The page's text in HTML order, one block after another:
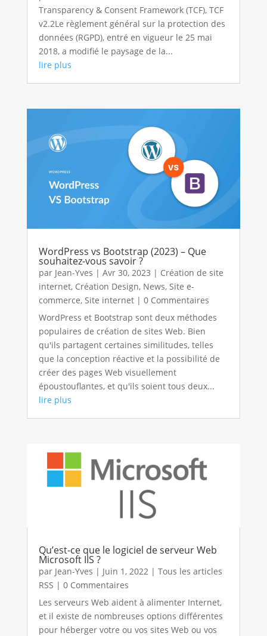
Transparency & Consent Framework (TCF), TCF
v2.2Le règlement général sur la protection des
données (RGPD), entré en vigueur le 25 mai
2018, a modifié le paysage de la...
lire plus
WordPress vs Bootstrap (2023) – Que
souhaitez-vous savoir ?
par Jean-Yves | Avr 30, 2023 | Création de site
internet, Création Design, News, Site e-
commerce, Site internet| 0 Commentaires
WordPress et Bootstrap sont deux méthodes
populaires de création de sites Web. Bien
qu'ils partagent certaines similitudes, telles
que la conception réactive et la possibilité de
créer des pages Web visuellement
époustouflantes, et qu'ils soient tous deux...
lire plus
Qu’est-ce que le logiciel de serveur Web
Microsoft IIS ?
par Jean-Yves | Juin 1, 2022 | Tous les articles
RSS | 0 Commentaires
Les serveurs Web aident à alimenter Internet,
et il existe de nombreuses options différentes
pour héberger votre ou vos sites Web ou vos